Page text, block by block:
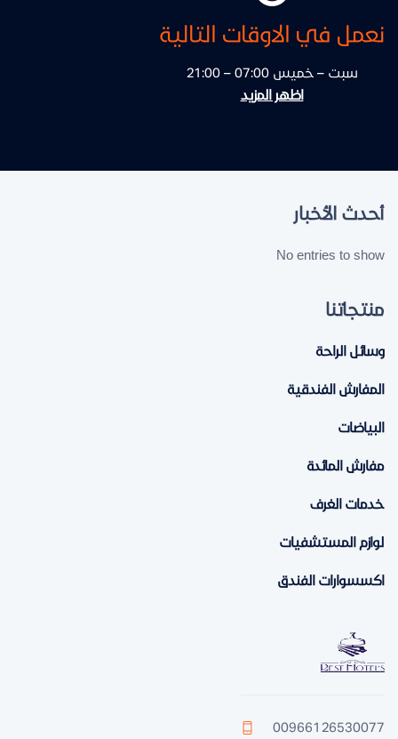
نعمل في الاوقات التالية
سبت – خميس 07:00 – 21:00
اظهر المزيد
أحدث الأخبار
No entries to show
منتجاتنا
وسائل الراحة
المفارش الفندقية
البياضات
مفارش المائدة
خدمات الغرف
لوازم المستشفيات
اكسسوارات الفندق
00966126530077